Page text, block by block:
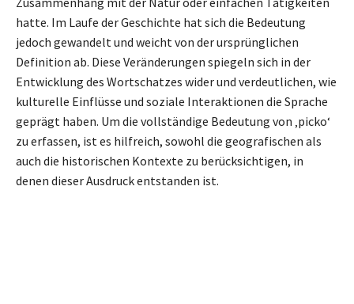
hatte. Im Laufe der Geschichte hat sich die Bedeutung
jedoch gewandelt und weicht von der ursprünglichen
Definition ab. Diese Veränderungen spiegeln sich in der
Entwicklung des Wortschatzes wider und verdeutlichen, wie
kulturelle Einflüsse und soziale Interaktionen die Sprache
geprägt haben. Um die vollständige Bedeutung von ‚picko‘
zu erfassen, ist es hilfreich, sowohl die geografischen als
auch die historischen Kontexte zu berücksichtigen, in
denen dieser Ausdruck entstanden ist.